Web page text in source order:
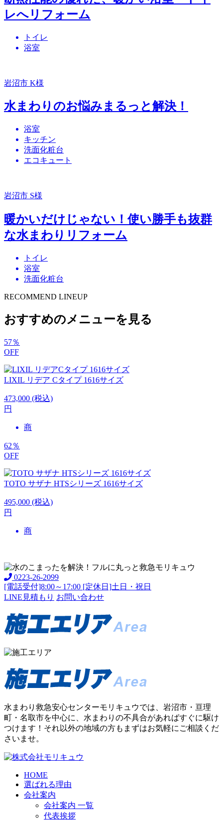
レへリフォーム
トイレ
浴室
岩沼市 K様
水まわりのお悩みまるっと解決！
浴室
キッチン
洗面化粧台
エコキュート
岩沼市 S様
暖かいだけじゃない！使い勝手も抜群
な水まわりリフォーム
トイレ
浴室
洗面化粧台
RECOMMEND LINEUP
おすすめのメニューを見る
57％
OFF
LIXIL リデア Cタイプ 1616サイズ
473,000 (税込)
円
商
62 ％
OFF
TOTO サザナ HTSシリーズ 1616サイズ
495,000 (税込)
円
商
0223-26-2099
[電話受付]8:00～17:00 [定休日]土日・祝日
LINE見積もり お問い合わせ
水まわり救急安心センターモリキュウでは、岩沼市・亘理
町・名取市を中心に、水まわりの不具合があればすぐに駆け
つけます！それ以外の地域の方もまずはお気軽にご相談くだ
さいませ。
HOME
選ばれる理由
会社案内
会社案内 一覧
代表挨拶